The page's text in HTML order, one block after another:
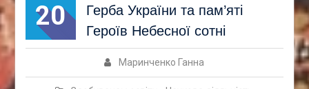
20
Герба України та пам’яті
Героїв Небесної сотні
Маринченко Ганна